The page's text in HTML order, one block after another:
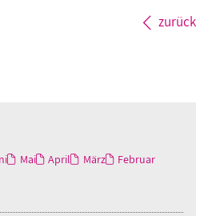
zurück
Mai April März
Februar